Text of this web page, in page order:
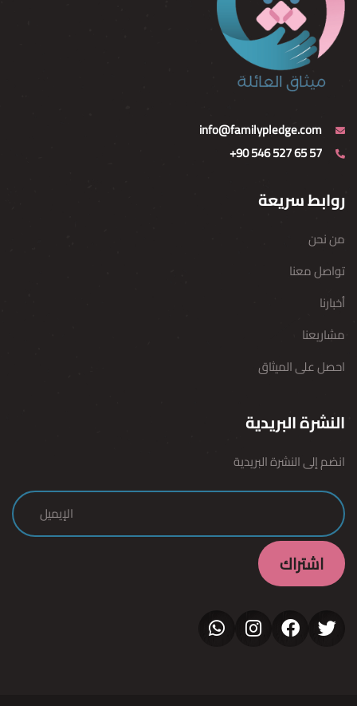
info@familypledge.com
+90 546 527 65 57
روابط سريعة
من نحن
تواصل معنا
أخبارنا
مشاريعنا
احصل على الميثاق
النشرة البريدية
انضم إلى النشرة البريدية
Twitter
Facebook
Instagram
WhatsApp